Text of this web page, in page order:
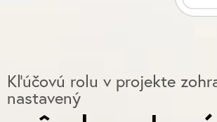
Kľúčovú rolu v projekte
nastavený